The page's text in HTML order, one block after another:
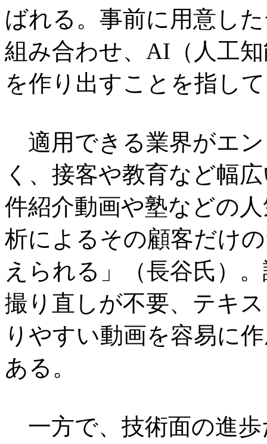
ばれる。事前に用意し
組み合わせ、AI（人工
を作り出すことを指し
適用できる業界がエ
く、接客や教育など幅
件紹介動画や塾などの
析によるその顧客だけ
えられる」（長谷氏）
撮り直しが不要、テキ
りやすい動画を容易に
ある。
一方で、技術面の進